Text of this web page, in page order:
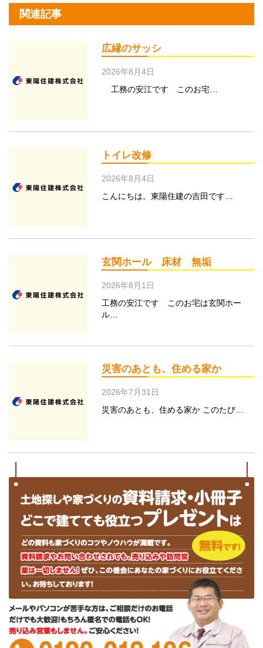
関連記事
広縁のサッシ
2026年8月4日
工務の安江です このお宅…
トイレ改修
2026年8月4日
こんにちは。東陽住建の吉田です…
玄関ホール 床材 無垢
2026年8月1日
工務の安江です このお宅は玄関ホー
ル…
災害のあとも、住める家か
2026年7月31日
災害のあとも、住める家か このたび…